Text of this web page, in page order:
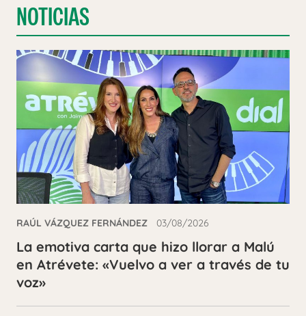
NOTICIAS
RAÚL VÁZQUEZ FERNÁNDEZ 03/08/2026
La emotiva carta que hizo llorar a Malú
en Atrévete: «Vuelvo a ver a través de tu
voz»